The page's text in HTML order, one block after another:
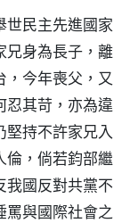
世民主先進國家
兄身為長子，離
，今年喪父，又
忍其苛，亦為違
堅持不許家兄入
倫，倘若鈞部繼
我國反對共黨不
罵與國際社會之